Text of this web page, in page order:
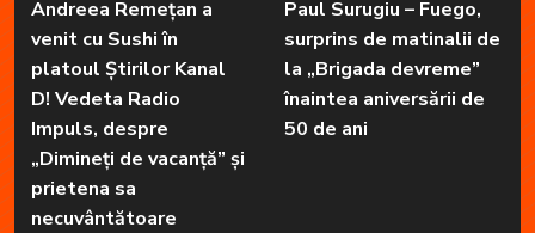
Andreea Remețan a
venit cu Sushi în
platoul Știrilor Kanal
D! Vedeta Radio
Impuls, despre
„Dimineți de vacanță” și
prietena sa
necuvântătoare
Paul Surugiu – Fuego,
surprins de matinalii de
la „Brigada devreme”
înaintea aniversării de
50 de ani